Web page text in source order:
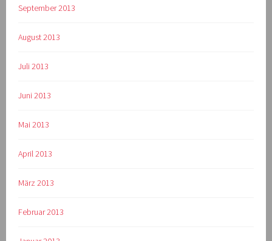
September 2013
August 2013
Juli 2013
Juni 2013
Mai 2013
April 2013
März 2013
Februar 2013